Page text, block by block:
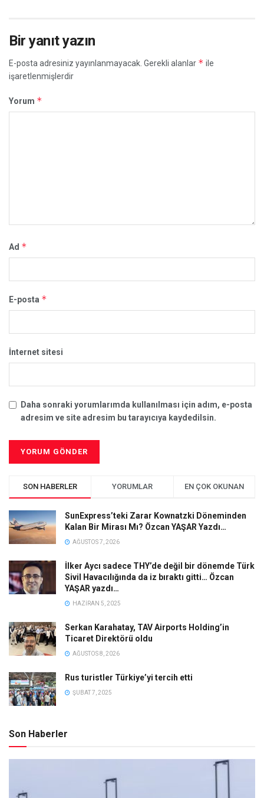
Bir yanıt yazın
E-posta adresiniz yayınlanmayacak. Gerekli alanlar * ile
işaretlenmişlerdir
Yorum *
Ad *
E-posta *
İnternet sitesi
Daha sonraki yorumlarımda kullanılması için adım, e-posta
adresim ve site adresim bu tarayıcıya kaydedilsin.
SON HABERLER YORUMLAR EN ÇOK OKUNAN
SunExpress’teki Zarar Kownatzki Döneminden
Kalan Bir Mirası Mı? Özcan YAŞAR Yazdı…
AĞUSTOS 7, 2026
İlker Aycı sadece THY’de değil bir dönemde Türk
Sivil Havacılığında da iz bıraktı gitti… Özcan
YAŞAR yazdı…
HAZIRAN 5, 2025
Serkan Karahatay, TAV Airports Holding’in
Ticaret Direktörü oldu
AĞUSTOS 8, 2026
Rus turistler Türkiye’yi tercih etti
ŞUBAT 7, 2025
Son Haberler